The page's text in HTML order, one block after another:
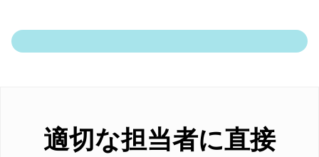
適切な担当者に直接